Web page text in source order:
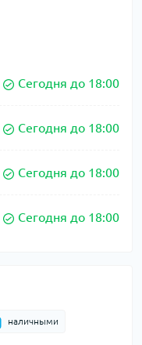
Сегодня до 18:00
Сегодня до 18:00
Сегодня до 18:00
Сегодня до 18:00
наличными